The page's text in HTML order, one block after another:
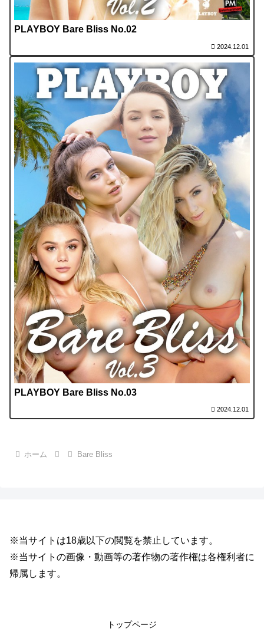
PLAYBOY Bare Bliss No.02
2024.12.01
PLAYBOY Bare Bliss No.03
2024.12.01
ホーム Bare Bliss
※当サイトは18歳以下の閲覧を禁止しています。
※当サイトの画像・動画等の著作物の著作権は各権利者に
帰属します。
トップページ